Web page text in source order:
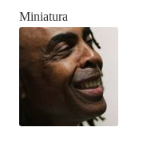
Miniatura